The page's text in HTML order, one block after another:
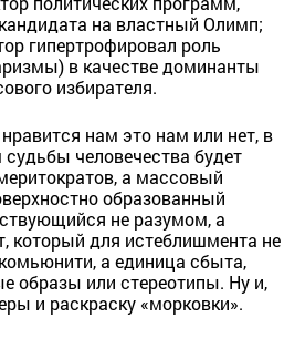
на властный Олимп;
гипертрофировал роль
в качестве доминанты
избирателя.
нам это нам или нет, в
человечества будет
а массовый
образованный
не разумом, а
который для истеблишмента не
а единица сбыта,
образы или стереотипы. Ну и,
и раскраску «морковки».